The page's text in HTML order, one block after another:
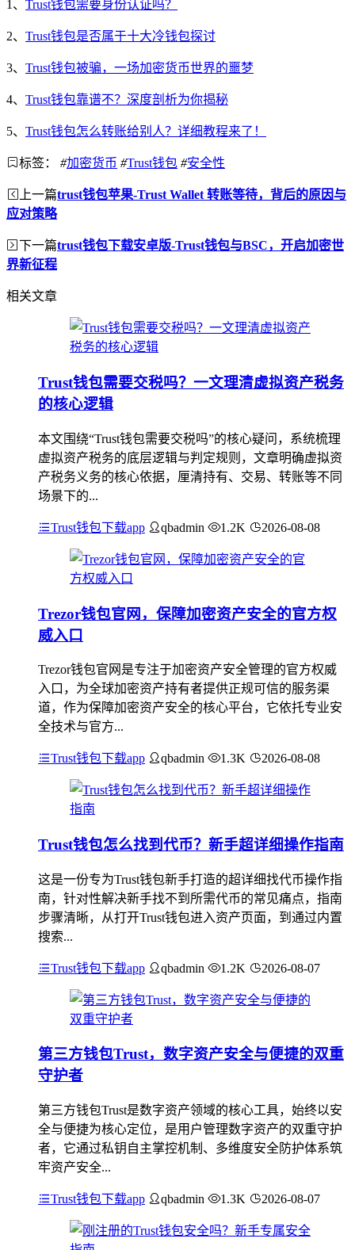
1、 Trust钱包需要身份认证吗？
2、 Trust钱包是否属于十大冷钱包探讨
3、 Trust钱包被骗，一场加密货币世界的噩梦
4、 Trust钱包靠谱不？深度剖析为你揭秘
5、 Trust钱包怎么转账给别人？详细教程来了！
标签： #加密货币 #Trust钱包 #安全性
上一篇trust钱包苹果-Trust Wallet 转账等待，背后的原因与
应对策略
下一篇trust钱包下载安卓版-Trust钱包与BSC，开启加密世
界新征程
相关文章
Trust钱包需要交税吗？一文理清虚拟资产税务
的核心逻辑
本文围绕“Trust钱包需要交税吗”的核心疑问，系统梳理
虚拟资产税务的底层逻辑与判定规则，文章明确虚拟资
产税务义务的核心依据，厘清持有、交易、转账等不同
场景下的...
Trust钱包下载app qbadmin 1.2K 2026-08-08
Trezor钱包官网，保障加密资产安全的官方权
威入口
Trezor钱包官网是专注于加密资产安全管理的官方权威
入口，为全球加密资产持有者提供正规可信的服务渠
道，作为保障加密资产安全的核心平台，它依托专业安
全技术与官方...
Trust钱包下载app qbadmin 1.3K 2026-08-08
Trust钱包怎么找到代币？新手超详细操作指南
这是一份专为Trust钱包新手打造的超详细找代币操作指
南，针对性解决新手找不到所需代币的常见痛点，指南
步骤清晰，从打开Trust钱包进入资产页面，到通过内置
搜索...
Trust钱包下载app qbadmin 1.2K 2026-08-07
第三方钱包Trust，数字资产安全与便捷的双重
守护者
第三方钱包Trust是数字资产领域的核心工具，始终以安
全与便捷为核心定位，是用户管理数字资产的双重守护
者，它通过私钥自主掌控机制、多维度安全防护体系筑
牢资产安全...
Trust钱包下载app qbadmin 1.3K 2026-08-07